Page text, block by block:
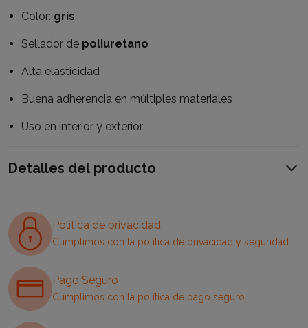
Color: gris
Sellador de poliuretano
Alta elasticidad
Buena adherencia en múltiples materiales
Uso en interior y exterior
Detalles del producto
Política de privacidad
Cumplimos con la política de privacidad y seguridad
Pago Seguro
Cumplimos con la política de pago seguro